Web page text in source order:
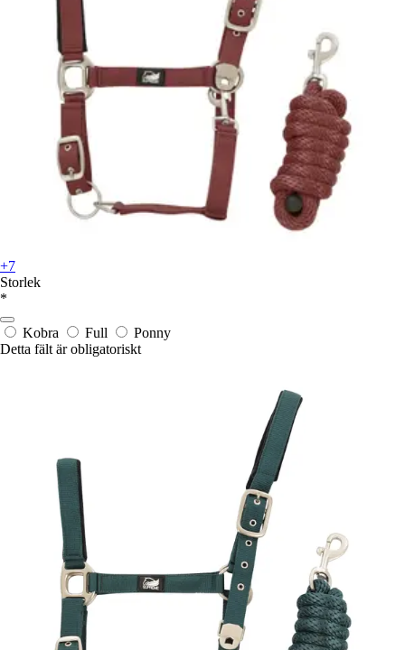
+7
Storlek
*
Kobra Full
Ponny
Detta fält är obligatoriskt